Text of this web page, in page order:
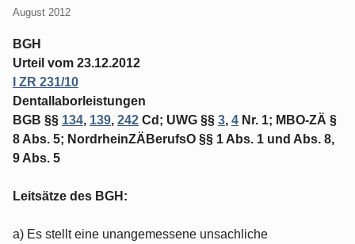
August 2012
BGH
Urteil vom 23.12.2012
I ZR 231/10
Dentallaborleistungen
BGB §§ 134, 139, 242 Cd; UWG §§ 3, 4 Nr. 1; MBO-ZÄ §
8 Abs. 5; NordrheinZÄBerufsO §§ 1 Abs. 1 und Abs. 8,
9 Abs. 5
Leitsätze des BGH:
a) Es stellt eine unangemessene unsachliche